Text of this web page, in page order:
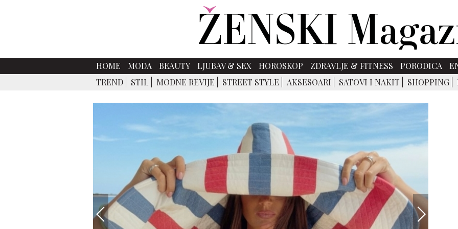
HOME MODA BEAUTY LJUBAV & SEX HOROSKOP ZDRAVLJE & FITNESS PORODICA
TREND
STIL MODNE REVIJE STREET STYLE AKSESOARI SATOVI I NAKIT SHOPPING
BOAT
JEDAN MODNI DETALJ KOJI SVAKA